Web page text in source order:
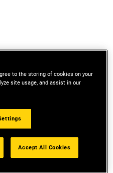
to the storing of cookies on your
site usage, and assist in our
Accept All Cookies